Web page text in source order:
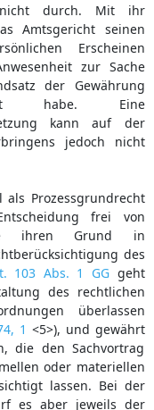
durch. Mit ihr
Amtsgericht seinen
Erscheinen
zur Sache
der Gewährung
habe. Eine
kann auf der
jedoch nicht
als Prozessgrundrecht
frei von
ihren Grund in
des
103 Abs. 1 GGgeht
des rechtlichen
überlassen
1 <5>), und gewährt
die den Sachvortrag
oder materiellen
lassen. Bei der
es aber jeweils der